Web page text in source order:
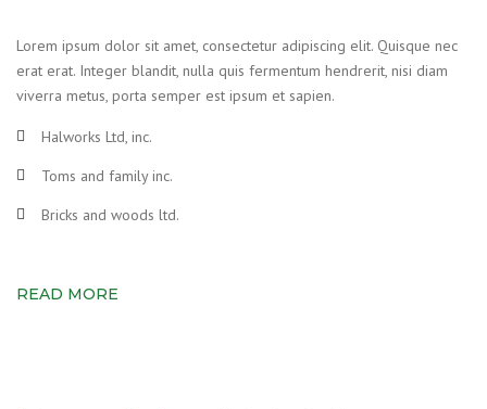
Lorem ipsum dolor sit amet, consectetur adipiscing elit. Quisque nec
erat erat. Integer blandit, nulla quis fermentum hendrerit, nisi diam
viverra metus, porta semper est ipsum et sapien.
Halworks Ltd, inc.
Toms and family inc.
Bricks and woods ltd.
READ MORE